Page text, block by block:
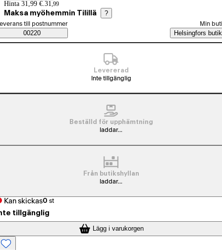
Prisinformation
Hinta 31,99 €. 31 ,99
Maksa myöhemmin Tilillä ?
Saatavuustiedot
beställningssätt
till postnummer
00220
Min
Helsingfors butik
Levererad
Inte tillgänglig
Beställd för upphämtning
laddar...
Från butikshyllan
laddar...
Kan skickas0 st
tillgänglig
Lägg i varukorgen